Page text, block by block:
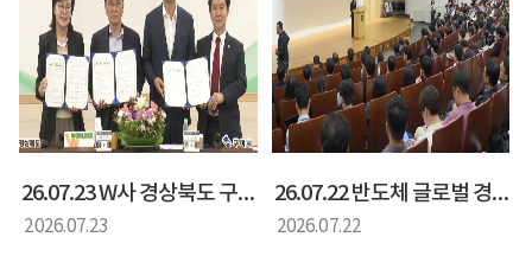
26.07.23 W사 경상북도 구미시 투자양해각서 체결식(양금희 경상북도 정무부지사)
2026.07.23
26.07.22 반도체 글로벌 경쟁력 강화를 위한 국가 전략 국회 토론회(양금희 경제부지사)
2026.07.22